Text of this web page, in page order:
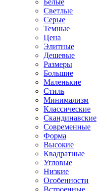
Белые
Светлые
Серые
Темные
Цена
Элитные
Дешевые
Размеры
Большие
Маленькие
Стиль
Минимализм
Классические
Скандинавские
Современные
Форма
Высокие
Квадратные
Угловые
Низкие
Особенности
Встроенные